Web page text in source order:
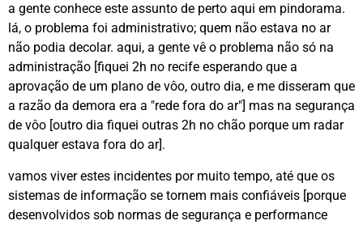
a gente conhece este assunto de perto aqui em pindorama.
lá, o problema foi administrativo; quem não estava no ar
não podia decolar. aqui, a gente vê o problema não só na
administração [fiquei 2h no recife esperando que a
aprovação de um plano de vôo, outro dia, e me disseram que
a razão da demora era a "rede fora do ar"] mas na segurança
de vôo [outro dia fiquei outras 2h no chão porque um radar
qualquer estava fora do ar].
vamos viver estes incidentes por muito tempo, até que os
sistemas de informação se tornem mais confiáveis [porque
desenvolvidos sob normas de segurança e performance